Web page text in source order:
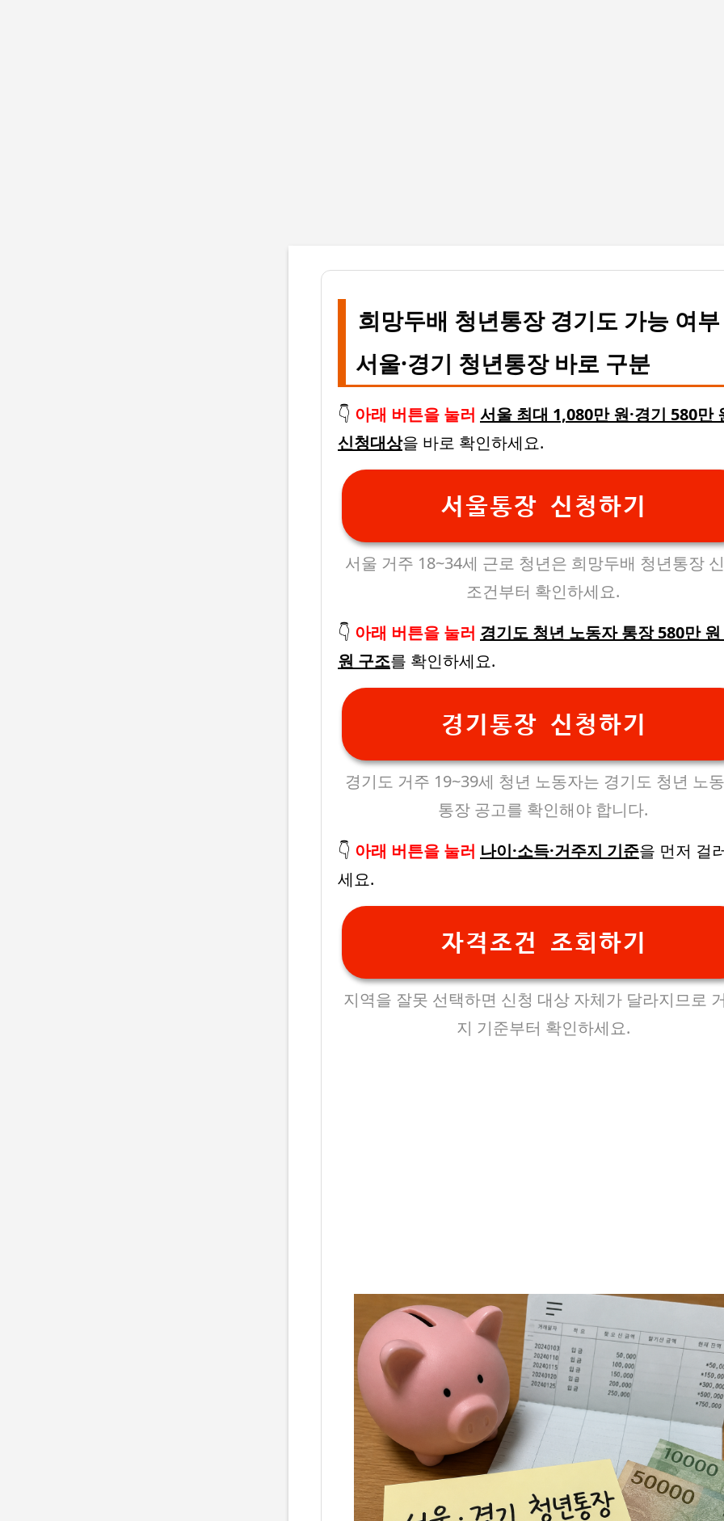
희망두배 청년통장 경기도 가능 여
서울·경기 청년통장 바로 구분
👇 아래 버튼을 눌러 서울 최대 1,080만 원·경기 580만
신청대상을 바로 확인하세요.
서울통장 신청하기
서울 거주 18~34세 근로 청년은 희망두배 청년통장
조건부터 확인하세요.
👇 아래 버튼을 눌러 경기도 청년 노동자 통장 580만
원 구조를 확인하세요.
경기통장 신청하기
경기도 거주 19~39세 청년 노동자는 경기도 청년 노
통장 공고를 확인해야 합니다.
👇 아래 버튼을 눌러 나이·소득·거주지 기준을 먼저 걸
세요.
자격조건 조회하기
지역을 잘못 선택하면 신청 대상 자체가 달라지므로
지 기준부터 확인하세요.